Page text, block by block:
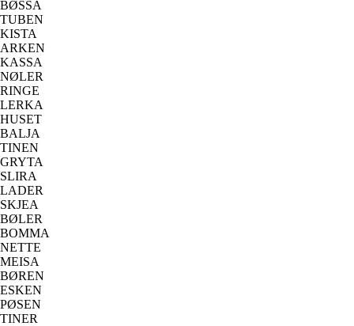
BØSSA
TUBEN
KISTA
ARKEN
KASSA
NØLER
RINGE
LERKA
HUSET
BALJA
TINEN
GRYTA
SLIRA
LADER
SKJEA
BØLER
BOMMA
NETTE
MEISA
BØREN
ESKEN
PØSEN
TINER